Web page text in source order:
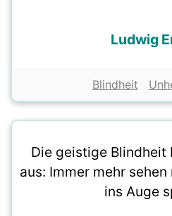
Ludwig
Blindheit
Die geistige
aus: Immer mehr
ins Auge